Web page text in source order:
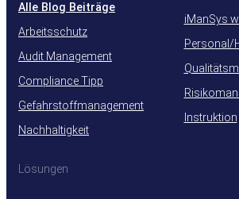
Alle Blog Beiträge
Arbeitsschutz
Audit Management
Compliance Tipp
Gefahrstoffmanagement
Nachhaltigkeit
iManSys
Personal/
Instruktion
Lösungen